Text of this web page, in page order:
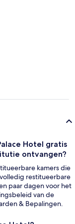
Hotel gratis
ontvangen?
kamers die
restitueerbare
paar dagen voor het
van de
& Bepalingen.